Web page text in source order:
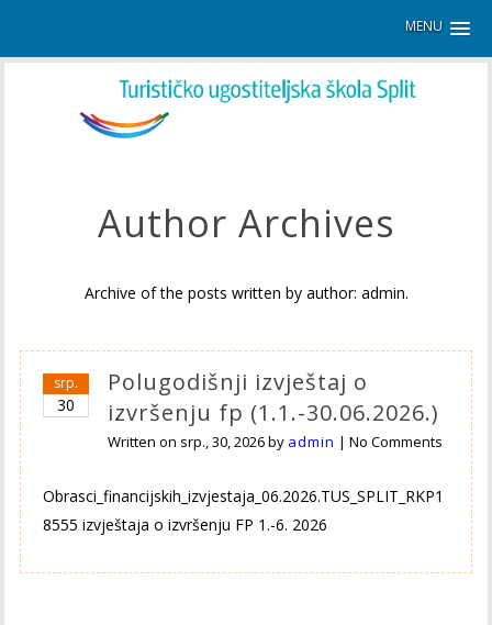
MENU
Author Archives
Archive of the posts written by author: admin.
srp.
30
Polugodišnji izvještaj o
izvršenju fp (1.1.-30.06.2026.)
Written on srp., 30, 2026by admin |No Comments
Obrasci_financijskih_izvjestaja_06.2026.TUS_SPLIT_RKP1
8555 izvještaja o izvršenju FP 1.-6. 2026